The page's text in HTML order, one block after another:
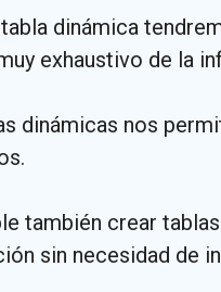
tabla dinámica
exhaustivo de la
dinámicas nos
también crear
sin necesidad de